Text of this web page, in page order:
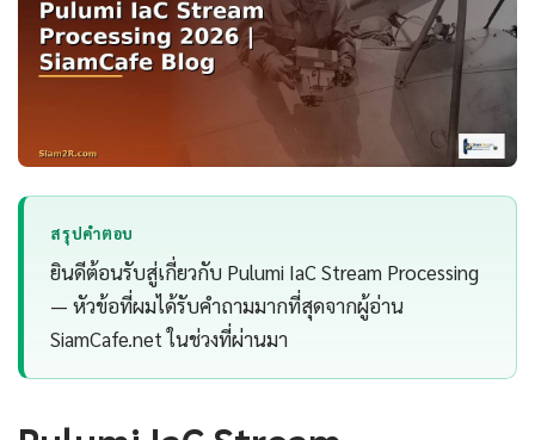
สรุปคำตอบ
ยินดีต้อนรับสู่เกี่ยวกับ Pulumi IaC Stream Processing
— หัวข้อที่ผมได้รับคำถามมากที่สุดจากผู้อ่าน
SiamCafe.net ในช่วงที่ผ่านมา